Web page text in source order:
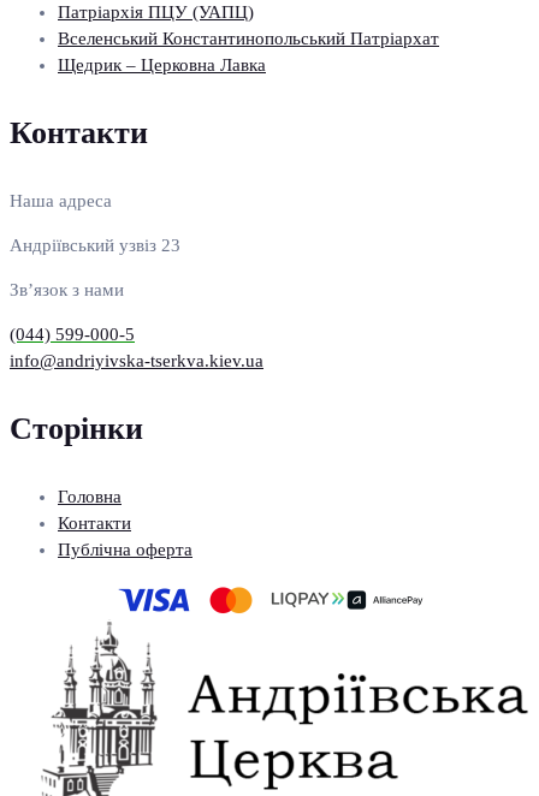
Патріархія ПЦУ (УАПЦ)
Вселенський Константинопольський Патріархат
Щедрик – Церковна Лавка
Контакти
Наша адреса
Андріївський узвіз 23
Зв’язок з нами
(044) 599-000-5
info@andriyivska-tserkva.kiev.ua
Сторінки
Головна
Контакти
Публічна оферта